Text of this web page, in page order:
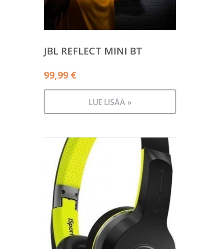
JBL REFLECT MINI BT
99,99 €
LUE LISÄÄ »